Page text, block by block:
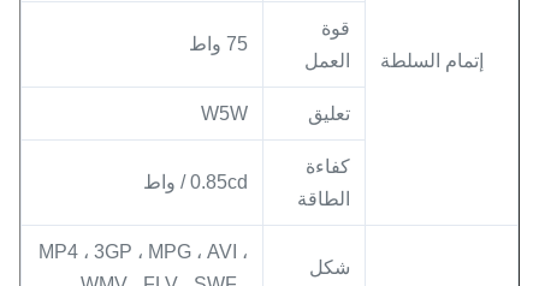
إتمام السلطة
قوة
العمل
75 واط
تعليق W5W
كفاءة
الطاقة
0.85cd / واط
شكل
MP4 ، 3GP ، MPG ، AVI ،